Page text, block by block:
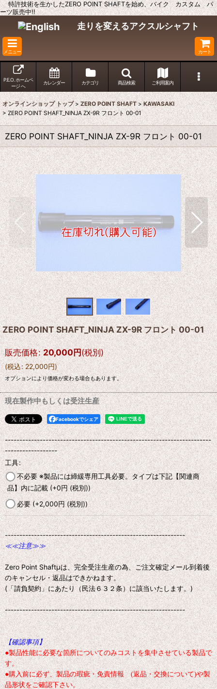
特許技術を生かしたZERO POINT SHAFTを始め、バイク カスタム パ
ーツ販売中!!
走りを変えるアクスルシャフト
メニュー カート
P.E.O. ホームペ
ージ へ
カレンダー カテゴリ 商品検索 ご利用案内
オンラインショップ トップ > ZERO POINT SHAFT > KAWASAKI
> ZERO POINT SHAFT_NINJA ZX-9R フロント 00-01
ZERO POINT SHAFT_NINJA ZX-9R フロント 00-01
ZERO POINT SHAFT_NINJA ZX-9R フロント 00-01
販売価格: 20,000円(税別)
(税込: 22,000円)
オプションにより価格が変わる場合もあります。
現在製作中もしくは受注生産
Facebookでシェア
-----------------------------------------------------------------------
------------------
工具:
不必要 ※製品には締緩専用工具必要。タイプは下記【関連商
品】内に記載(+0円 (税別))
必要(+2,000円 (税別))
--------------------------------------------------------------
≪≪注意≫≫
Zero Point Shaftμは、完全受注生産の為、ご注文確定メール到着後
のキャンセル・返品はできかねます。
(「請負契約」にあたり（民法６３２条）に該当いたします。)
--------------------------------------------------------------
【確認事項】
●製品性能に必要な箇所についてのみコストを集中させている製品で
す。
●購入前に必ず、製品の瑕疵・免責情報 (返品・交換について)や製
品形状をご確認下さい。